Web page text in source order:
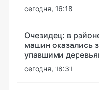
сегодня, 16:18
Очевидец: в
машин оказались
упавшими
сегодня, 18:31